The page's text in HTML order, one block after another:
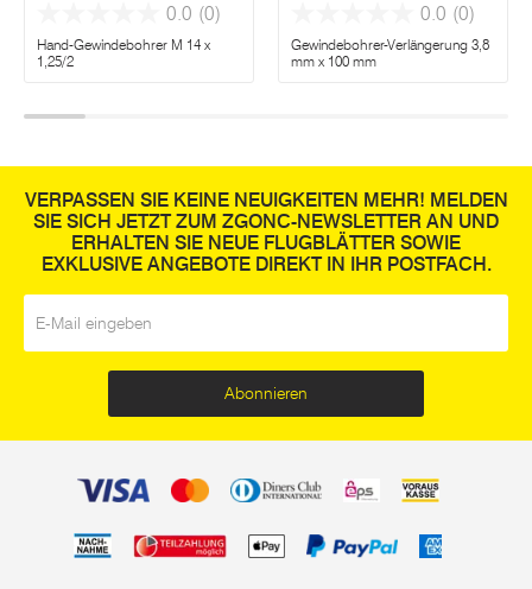
0.0 (0)
Hand-Gewindebohrer M 14 x
1,25/2
0.0 (0)
Gewindebohrer-Verlängerung 3,8
mm x 100 mm
VERPASSEN SIE KEINE NEUIGKEITEN MEHR! MELDEN
SIE SICH JETZT ZUM ZGONC-NEWSLETTER AN UND
ERHALTEN SIE NEUE FLUGBLÄTTER SOWIE
EXKLUSIVE ANGEBOTE DIREKT IN IHR POSTFACH.
Abonnieren